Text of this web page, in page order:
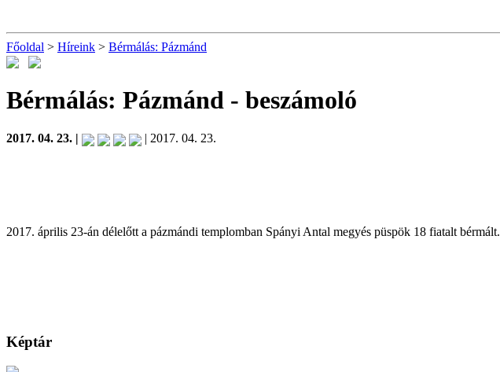
Főoldal > Híreink > Bérmálás: Pázmánd
Bérmálás: Pázmánd - beszámoló
2017. 04. 23. | | 2017. 04. 23.
2017. április 23-án délelőtt a pázmándi templomban Spányi Antal megyés püspök 18 fiatalt bérmált.
Képtár